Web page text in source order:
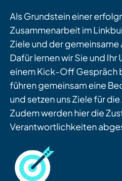
Als Grundstein einer
Zusammenarbeit im
Ziele und der gemeinsame
Dafür lernen wir Sie und Ihr
einem Kick-Off Gespräch
führen gemeinsam eine
und setzen uns Ziele für
Zudem werden hier die
Verantwortlichkeiten